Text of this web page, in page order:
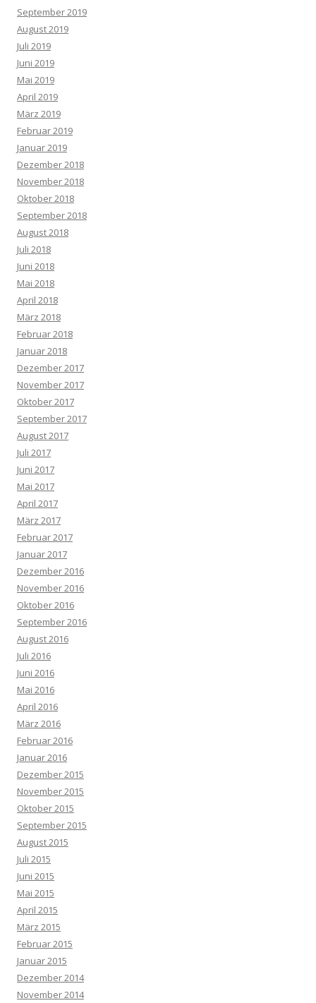
September 2019
August 2019
Juli 2019
Juni 2019
Mai 2019
April 2019
März 2019
Februar 2019
Januar 2019
Dezember 2018
November 2018
Oktober 2018
September 2018
August 2018
Juli 2018
Juni 2018
Mai 2018
April 2018
März 2018
Februar 2018
Januar 2018
Dezember 2017
November 2017
Oktober 2017
September 2017
August 2017
Juli 2017
Juni 2017
Mai 2017
April 2017
März 2017
Februar 2017
Januar 2017
Dezember 2016
November 2016
Oktober 2016
September 2016
August 2016
Juli 2016
Juni 2016
Mai 2016
April 2016
März 2016
Februar 2016
Januar 2016
Dezember 2015
November 2015
Oktober 2015
September 2015
August 2015
Juli 2015
Juni 2015
Mai 2015
April 2015
März 2015
Februar 2015
Januar 2015
Dezember 2014
November 2014